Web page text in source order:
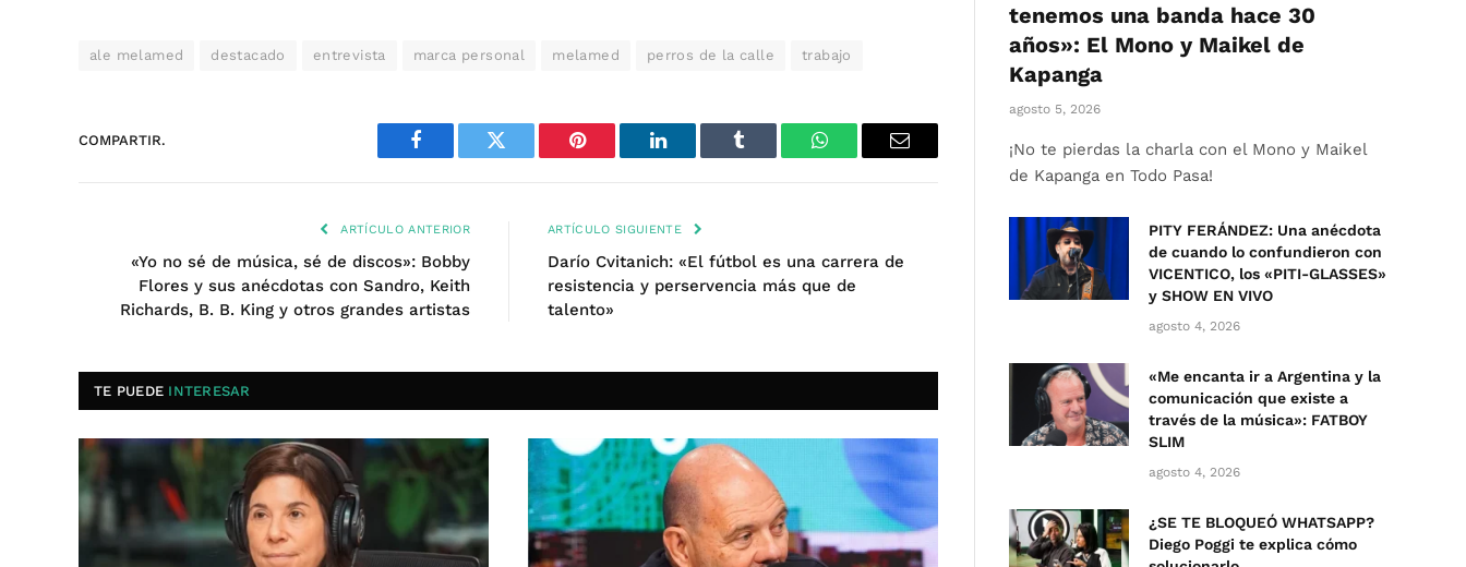
ale melamed destacado entrevista marca personal melamed perros de la calle trabajo
COMPARTIR.
Facebook Twitter Pinterest LinkedIn Tumblr WhatsAppEmail
ARTÍCULO ANTERIOR
«Yo no sé de música, sé de discos»: Bobby
Flores y sus anécdotas con Sandro, Keith
Richards, B. B. King y otros grandes artistas
ARTÍCULO SIGUIENTE
Darío Cvitanich: «El fútbol es una carrera de
resistencia y perservencia más que de
talento»
TE PUEDE INTERESAR
tenemos una banda hace 30
años»: El Mono y Maikel de
Kapanga
agosto 5, 2026
¡No te pierdas la charla con el Mono y Maikel
de Kapanga en Todo Pasa!
PITY FERÁNDEZ: Una anécdota
de cuando lo confundieron con
VICENTICO, los «PITI-GLASSES»
y SHOW EN VIVO
agosto 4, 2026
«Me encanta ir a Argentina y la
comunicación que existe a
través de la música»: FATBOY
SLIM
agosto 4, 2026
¿SE TE BLOQUEÓ WHATSAPP?
Diego Poggi te explica cómo